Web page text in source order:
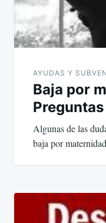
AYUDAS Y
Baja por
Algunas de las
baja por